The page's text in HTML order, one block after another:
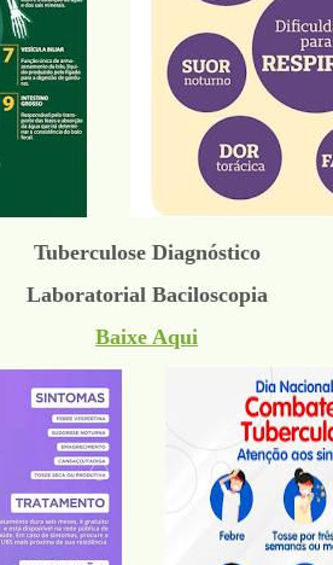
Tuberculose Diagnóstico
Laboratorial Baciloscopia
Baixe Aqui